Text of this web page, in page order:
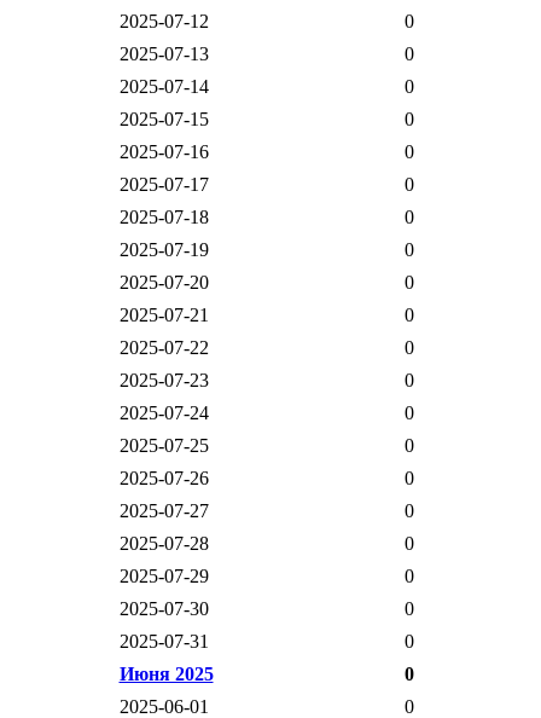
2025-07-12
0
2025-07-13
0
2025-07-14
0
2025-07-15
0
2025-07-16
0
2025-07-17
0
2025-07-18
0
2025-07-19
0
2025-07-20
0
2025-07-21
0
2025-07-22
0
2025-07-23
0
2025-07-24
0
2025-07-25
0
2025-07-26
0
2025-07-27
0
2025-07-28
0
2025-07-29
0
2025-07-30
0
2025-07-31
0
Июня 2025
0
2025-06-01
0